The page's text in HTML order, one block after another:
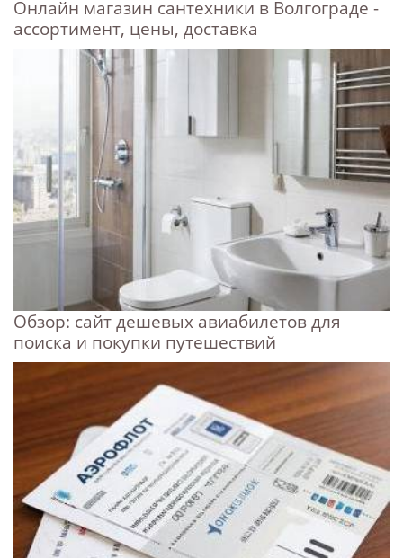
Онлайн магазин сантехники в Волгограде -
ассортимент, цены, доставка
Обзор: сайт дешевых авиабилетов для
поиска и покупки путешествий